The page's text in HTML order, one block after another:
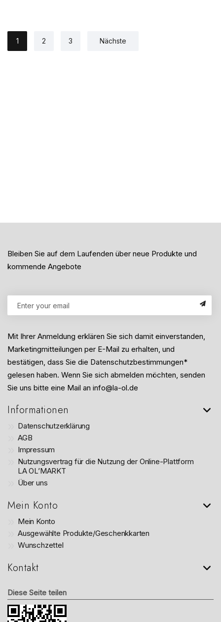
1 2 3 Nächste
Bleiben Sie auf dem Laufenden über neue Produkte und
kommende Angebote
Mit Ihrer Anmeldung erklären Sie sich damit einverstanden,
Marketingmitteilungen per E-Mail zu erhalten, und
bestätigen, dass Sie die Datenschutzbestimmungen*
gelesen haben. Wenn Sie sich abmelden möchten, senden
Sie uns bitte eine Mail an info@la-ol.de
Informationen
Datenschutzerklärung
AGB
Impressum
Nutzungsvertrag für die Nutzung der Online-Plattform
LA OL’MARKT
Über uns
Mein Konto
Mein Konto
Ausgewählte Produkte/Geschenkkarten
Wunschzettel
Kontakt
Diese Seite teilen